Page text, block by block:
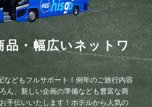
・幅広いネットワ
などもフルサポート！例年のご旅行内容
ん、新しい企画の準備なども豊富な商
手伝いいたします！ホテルから人気の